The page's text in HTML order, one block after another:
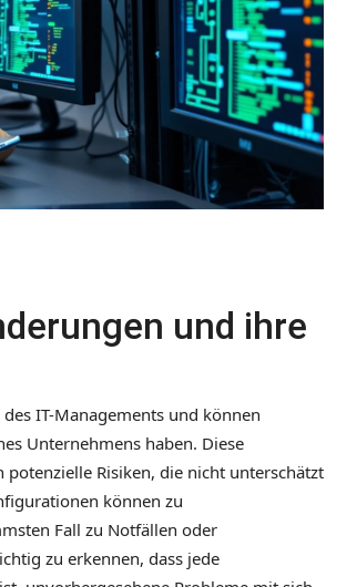
und ihre
IT-Managements und können
Unternehmens haben. Diese
Risiken, die nicht unterschätzt
können zu
Fall zu Notfällen oder
zu erkennen, dass jede